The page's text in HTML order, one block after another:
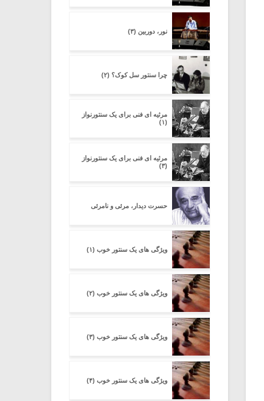
نور، دوربین (۳)
چرا سنتور سل کوک؟ (۲)
مرثیه ای فنی برای یک سنتورنواز
(۱)
مرثیه ای فنی برای یک سنتورنواز
(۳)
حسرت دیدار، مرئی و نامرئی
ویژگی های یک سنتور خوب (۱)
ویژگی های یک سنتور خوب (۲)
ویژگی های یک سنتور خوب (۳)
ویژگی های یک سنتور خوب (۴)